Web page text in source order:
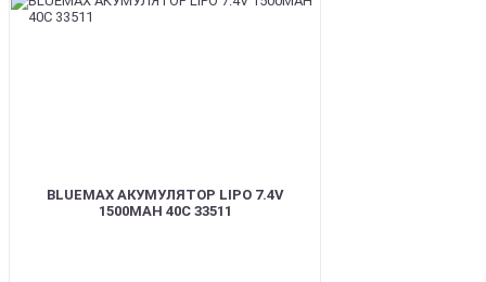
BLUEMAX АКУМУЛЯТОР LIPO 7.4V
1500MAH 40C 33511